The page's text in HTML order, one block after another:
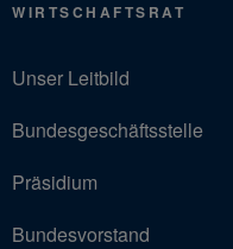
WIRTSCHAFTSRAT
Unser Leitbild
Bundesgeschäftsstelle
Präsidium
Bundesvorstand